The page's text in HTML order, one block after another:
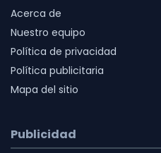
Acerca de
Nuestro equipo
Política de privacidad
Política publicitaria
Mapa del sitio
Publicidad